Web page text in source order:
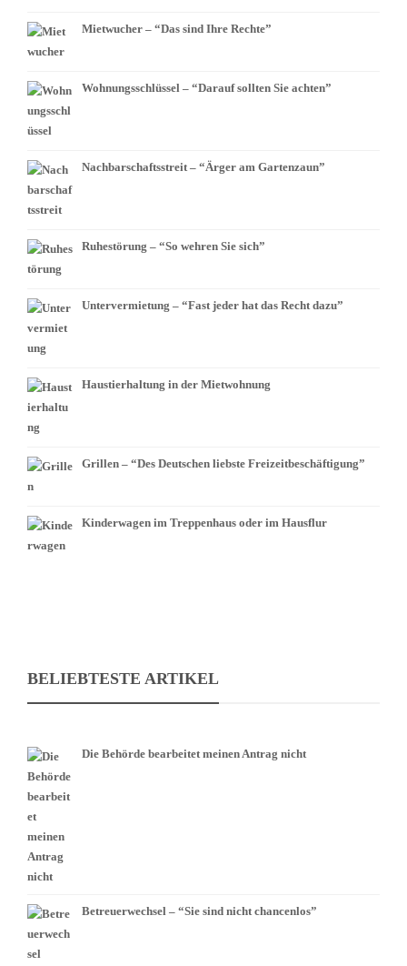
Mietwucher – “Das sind Ihre Rechte”
Wohnungsschlüssel – “Darauf sollten Sie achten”
Nachbarschaftsstreit – “Ärger am Gartenzaun”
Ruhestörung – “So wehren Sie sich”
Untervermietung – “Fast jeder hat das Recht dazu”
Haustierhaltung in der Mietwohnung
Grillen – “Des Deutschen liebste Freizeitbeschäftigung”
Kinderwagen im Treppenhaus oder im Hausflur
BELIEBTESTE ARTIKEL
Die Behörde bearbeitet meinen Antrag nicht
Betreuerwechsel – “Sie sind nicht chancenlos”